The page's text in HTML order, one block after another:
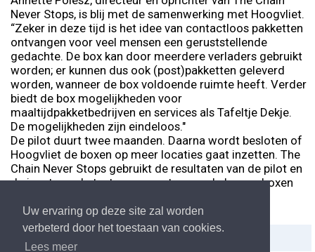
Uw ervaring op deze site zal worden
verbeterd door het toestaan van cookies.
Lees meer
Never Stops, is blij met de samenwerking met Hoogvliet.
“Zeker in deze tijd is het idee van contactloos pakketten
ontvangen voor veel mensen een geruststellende
gedachte. De box kan door meerdere verladers gebruikt
worden; er kunnen dus ook (post)pakketten geleverd
worden, wanneer de box voldoende ruimte heeft. Verder
biedt de box mogelijkheden voor
maaltijdpakketbedrijven en services als Tafeltje Dekje.
De mogelijkheden zijn eindeloos."
De pilot duurt twee maanden. Daarna wordt besloten of
Hoogvliet de boxen op meer locaties gaat inzetten. The
Chain Never Stops gebruikt de resultaten van de pilot en
de input van de testconsumenten om de bezorgboxen